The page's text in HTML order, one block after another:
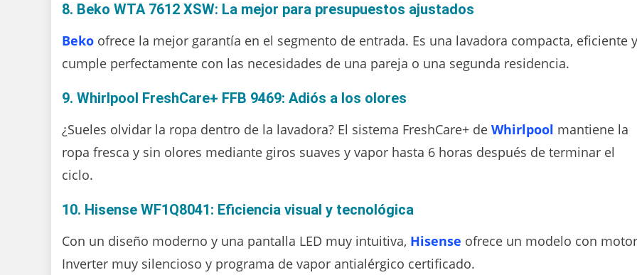
8. Beko WTA 7612 XSW: La mejor para presupuestos ajustados
Beko ofrece la mejor garantía en el segmento de entrada. Es una lavadora compacta, eficiente y
cumple perfectamente con las necesidades de una pareja o una segunda residencia.
9. Whirlpool FreshCare+ FFB 9469: Adiós a los olores
¿Sueles olvidar la ropa dentro de la lavadora? El sistema FreshCare+ de Whirlpool mantiene la
ropa fresca y sin olores mediante giros suaves y vapor hasta 6 horas después de terminar el
ciclo.
10. Hisense WF1Q8041: Eficiencia visual y tecnológica
Con un diseño moderno y una pantalla LED muy intuitiva, Hisense ofrece un modelo con motor
Inverter muy silencioso y programa de vapor antialérgico certificado.